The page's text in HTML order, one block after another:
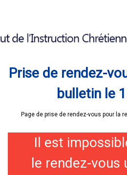
Prise de rendez-
bulletin le
Page de prise de rendez-vous pour la
Il est
le rendez-vous